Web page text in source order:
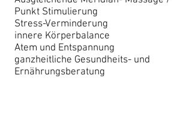
Punkt Stimulierung
Stress-Verminderung
innere Körperbalance
Atem und Entspannung
ganzheitliche Gesundheits- und
Ernährungsberatung